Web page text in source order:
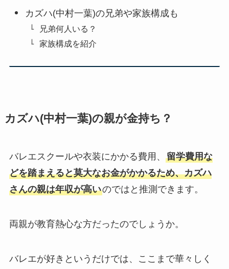
カズハ(中村一葉)の兄弟や家族構成も
兄弟何人いる？
家族構成を紹介
カズハ(中村一葉)の親が金持ち？
バレエスクールや衣装にかかる費用、 留学費用な
どを踏まえると莫大なお金がかかるため、カズハ
さんの親は年収が高いのではと推測できます。
両親が教育熱心な方だったのでしょうか。
バレエが好きというだけでは、ここまで華々しく